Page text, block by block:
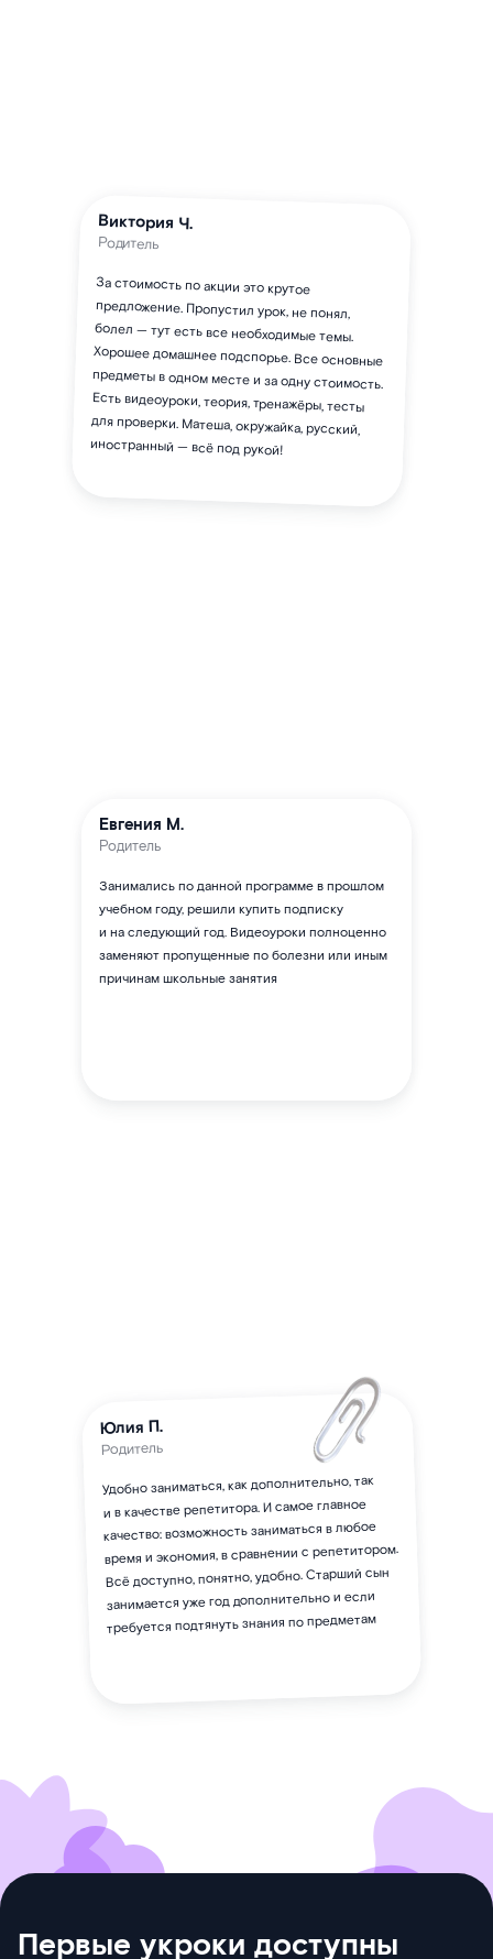
Виктория Ч.
Родитель
За стоимость по акции это крутое
предложение. Пропустил урок, не понял,
болел — тут есть все необходимые темы.
Хорошее домашнее подспорье. Все основные
предметы в одном месте и за одну стоимость.
Есть видеоуроки, теория, тренажёры, тесты
для проверки. Матеша, окружайка, русский,
иностранный — всё под рукой!
Евгения М.
Родитель
Занимались по данной программе в прошлом
учебном году, решили купить подписку
и на следующий год. Видеоуроки полноценно
заменяют пропущенные по болезни или иным
причинам школьные занятия
Юлия П.
Родитель
Удобно заниматься, как дополнительно, так
и в качестве репетитора. И самое главное
качество: возможность заниматься в любое
время и экономия, в сравнении с репетитором.
Всё доступно, понятно, удобно. Старший сын
занимается уже год дополнительно и если
требуется подтянуть знания по предметам
Первые укроки доступны